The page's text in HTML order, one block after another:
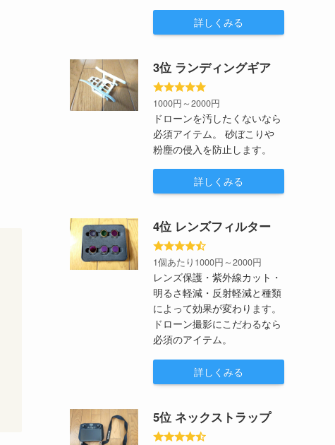
詳しくみる
3位 ランディングギア
1000円～2000円
ドローンを汚したくないなら
必須アイテム。 砂ぼこりや
粉塵の侵入を防止します。
詳しくみる
4位 レンズフィルター
1個あたり1000円～2000円
レンズ保護・紫外線カット・
明るさ軽減・反射軽減と種類
によって効果が変わります。
ドローン撮影にこだわるなら
必須のアイテム。
詳しくみる
5位 ネックストラップ